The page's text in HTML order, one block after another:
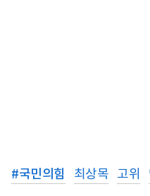
#국민의힘 최상목 고위